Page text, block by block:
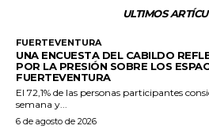
ULTIMOS
FUERTEVENTURA
UNA ENCUESTA DEL CABILDO
POR LA PRESIÓN SOBRE LOS
FUERTEVENTURA
El 72,1% de las personas participantes
semana y...
6 de agosto de 2026